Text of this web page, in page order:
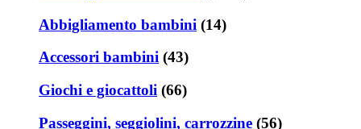
Abbigliamento bambini (14)
Accessori bambini (43)
Giochi e giocattoli (66)
Passeggini, seggiolini, carrozzine (56)